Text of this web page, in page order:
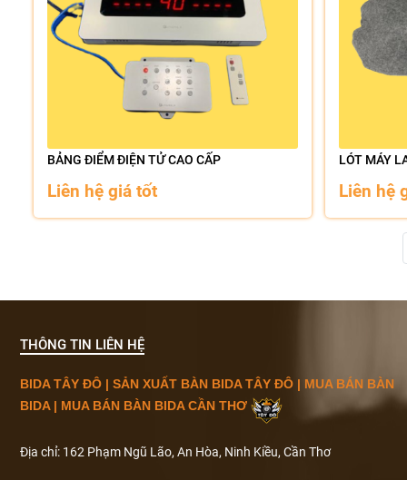
BẢNG ĐIỂM ĐIỆN TỬ CAO CẤP
Liên hệ giá tốt
LÓT MÁY
Liên hệ
THÔNG TIN LIÊN HỆ
BIDA TÂY ĐÔ | SẢN XUẤT BÀN BIDA TÂY ĐÔ | MUA BÁN BÀN
BIDA | MUA BÁN BÀN BIDA CẦN THƠ
Địa chỉ: 162 Phạm Ngũ Lão, An Hòa, Ninh Kiều, Cần Thơ